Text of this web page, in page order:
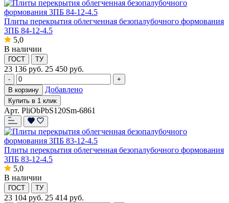
Плиты перекрытия облегченная безопалубочного формования
3ПБ 84-12-4.5
5,0
В наличии
ГОСТ ТУ
23 136 руб. 25 450 руб.
-
+
В корзину
Добавлено
Купить в 1 клик
Арт. PliObPbS120Sm-6861
Плиты перекрытия облегченная безопалубочного формования
3ПБ 83-12-4.5
5,0
В наличии
ГОСТ ТУ
23 104 руб. 25 414 руб.